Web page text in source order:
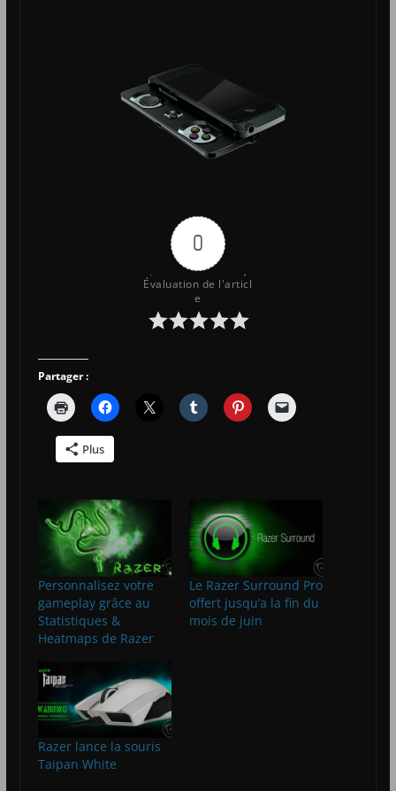
0
Évaluation de l'articl
e
Partager :
Plus
Personnalisez votre
gameplay grâce au
Statistiques &
Heatmaps de Razer
Le Razer Surround Pro
offert jusqu’a la fin du
mois de juin
Razer lance la souris
Taipan White